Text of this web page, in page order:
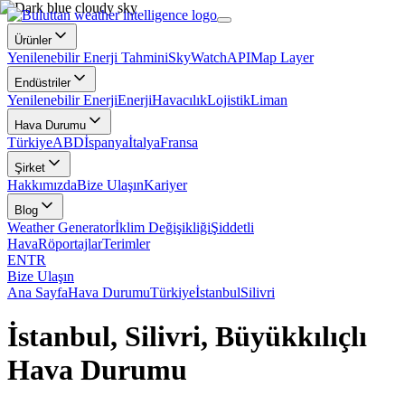
Ürünler
Yenilenebilir Enerji TahminiSkyWatchAPIMap Layer
Endüstriler
Yenilenebilir EnerjiEnerjiHavacılıkLojistikLiman
Hava Durumu
TürkiyeABDİspanyaİtalyaFransa
Şirket
HakkımızdaBize UlaşınKariyer
Blog
Weather Generatorİklim DeğişikliğiŞiddetli
HavaRöportajlarTerimler
ENTR
Bize Ulaşın
Ana SayfaHava DurumuTürkiyeİstanbulSilivri
İstanbul, Silivri, Büyükkılıçlı
Hava Durumu